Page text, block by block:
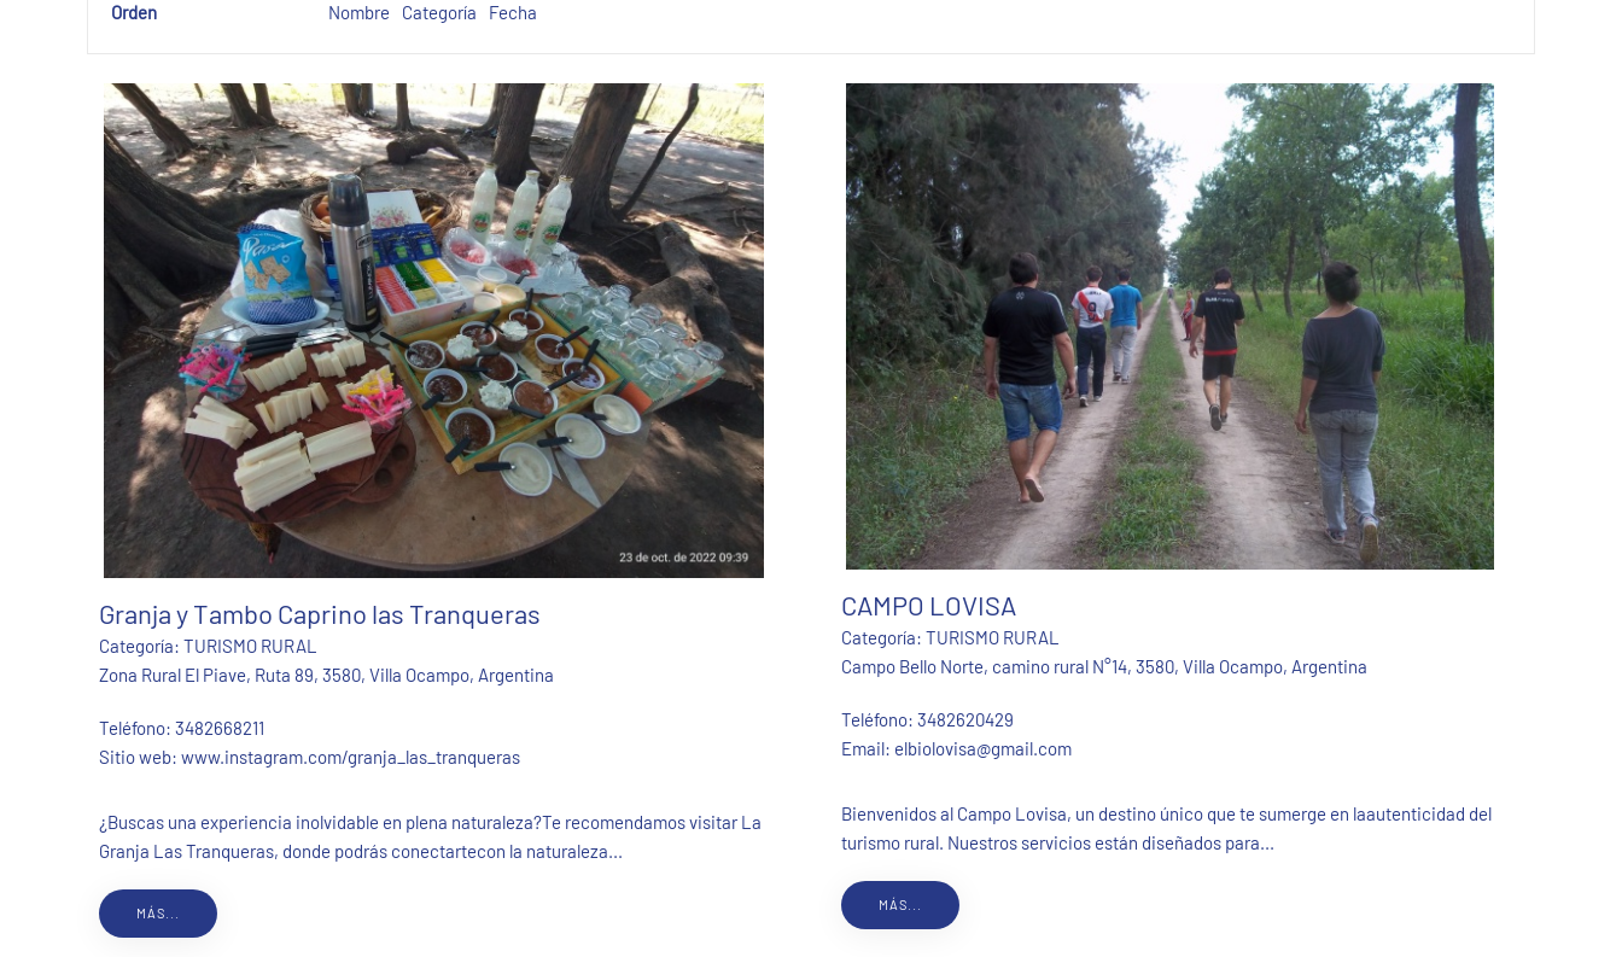
Orden Nombre Categoría Fecha
Granja y Tambo Caprino las Tranqueras
Categoría: TURISMO RURAL
Zona Rural El Piave, Ruta 89, 3580, Villa Ocampo, Argentina
Teléfono: 3482668211
Sitio web: www.instagram.com/granja_las_tranqueras
¿Buscas una experiencia inolvidable en plena naturaleza?Te recomendamos visitar La
Granja Las Tranqueras, donde podrás conectartecon la naturaleza...
MÁS...
CAMPO LOVISA
Categoría: TURISMO RURAL
Campo Bello Norte, camino rural N°14, 3580, Villa Ocampo, Argentina
Teléfono: 3482620429
Email: elbiolovisa@gmail.com
Bienvenidos al Campo Lovisa, un destino único que te sumerge en laautenticidad del
turismo rural. Nuestros servicios están diseñados para...
MÁS...